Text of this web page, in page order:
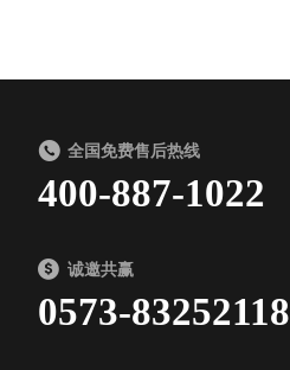
全国免费售后热线
400-887-1022
诚邀共赢
0573-83252118